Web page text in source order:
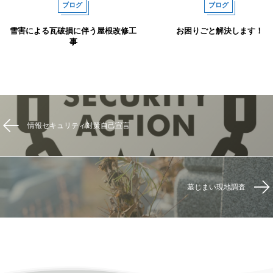
ブログ
雪害による瓦破損に伴う屋根改修工
事
ブログ
お困りごと解決します！
情報セキュリティ対策自己宣言
墓じまい現地調査